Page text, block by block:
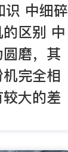
识 中细碎
区别 中
磨，其
完全相
大的差